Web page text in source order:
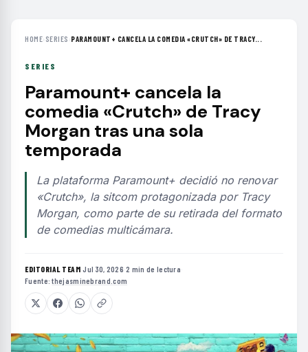
HOME› SERIES ›PARAMOUNT+ CANCELA LA COMEDIA «CRUTCH» DE TRACY...
SERIES
Paramount+ cancela la
comedia «Crutch» de Tracy
Morgan tras una sola
temporada
La plataforma Paramount+ decidió no renovar
«Crutch», la sitcom protagonizada por Tracy
Morgan, como parte de su retirada del formato
de comedias multicámara.
EDITORIAL TEAM·Jul 30, 2026·2 min de lectura·
Fuente:thejasminebrand.com